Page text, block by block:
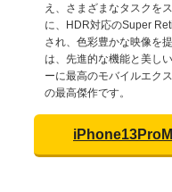
え、さまざまなタスクを
に、HDR対応のSuper
され、色彩豊かな映像を提
は、先進的な機能と美し
ーに最高のモバイルエク
の最高傑作です。